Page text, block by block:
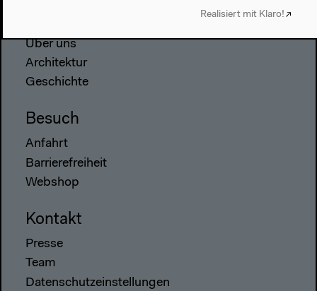
Über uns
Architektur
Geschichte
Besuch
Anfahrt
Barrierefreiheit
Webshop
Kontakt
Presse
Team
Datenschutzeinstellungen
Realisiert mit Klaro!